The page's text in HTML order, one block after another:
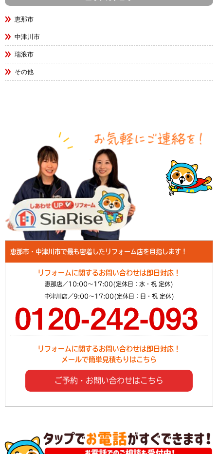
恵那市
中津川市
瑞浪市
その他
恵那市・中津川市で最も密着したリフォーム店を目指します！
リフォームに関するお問い合わせは即日対応！
恵那店／10:00～17:00(定休日：水・祝 定休)
中津川店／9:00～17:00(定休日：日・祝 定休)
リフォームに関するお問い合わせは即日対応！
メールで簡単見積もりはこちら
ご予約・お問い合わせはこちら